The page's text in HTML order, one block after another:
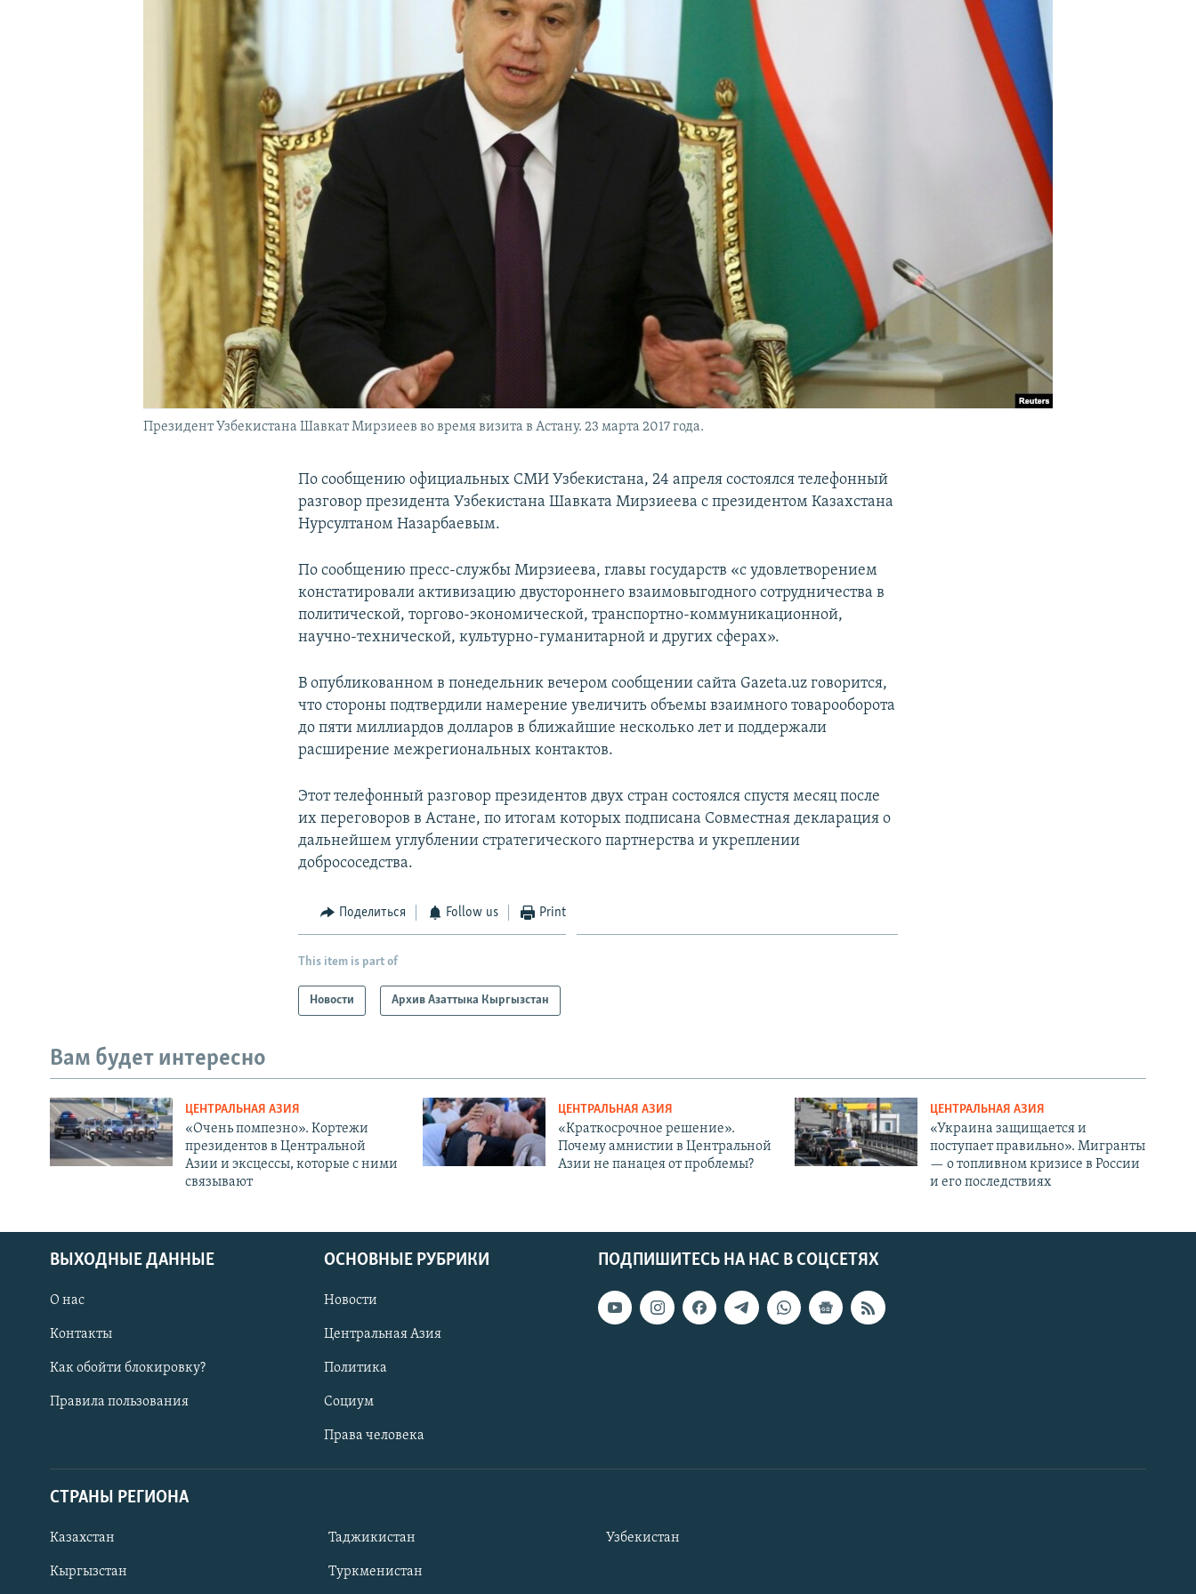
Президент Узбекистана Шавкат Мирзиеев во время визита в Астану. 23 марта 2017 года.
По сообщению официальных СМИ Узбекистана, 24 апреля состоялся телефонный
разговор президента Узбекистана Шавката Мирзиеева с президентом Казахстана
Нурсултаном Назарбаевым.
По сообщению пресс-службы Мирзиеева, главы государств «с удовлетворением
констатировали активизацию двустороннего взаимовыгодного сотрудничества в
политической, торгово-экономической, транспортно-коммуникационной,
научно-технической, культурно-гуманитарной и других сферах».
В опубликованном в понедельник вечером сообщении сайта Gazeta.uz говорится,
что стороны подтвердили намерение увеличить объемы взаимного товарооборота
до пяти миллиардов долларов в ближайшие несколько лет и поддержали
расширение межрегиональных контактов.
Этот телефонный разговор президентов двух стран состоялся спустя месяц после
их переговоров в Астане, по итогам которых подписана Совместная декларация о
дальнейшем углублении стратегического партнерства и укреплении
добрососедства.
Поделиться Follow us Print
This item is part of
Новости Архив Азаттыка Кыргызстан
Вам будет интересно
ЦЕНТРАЛЬНАЯ АЗИЯ
«Очень помпезно». Кортежи
президентов в Центральной
Азии и эксцессы, которые с ними
связывают
ЦЕНТРАЛЬНАЯ АЗИЯ
«Краткосрочное решение».
Почему амнистии в Центральной
Азии не панацея от проблемы?
ЦЕНТРАЛЬНАЯ АЗИЯ
«Украина защищается и
поступает правильно». Мигранты
— о топливном кризисе в России
и его последствиях
ПОДПИШИТЕСЬ НА НАС В СОЦСЕТЯХ
ВЫХОДНЫЕ ДАННЫЕ
О нас
Контакты
Как обойти блокировку?
Правила пользования
ОСНОВНЫЕ РУБРИКИ
Новости
Центральная Азия
Политика
Социум
Права человека
СТРАНЫ РЕГИОНА
Казахстан
Кыргызстан
Таджикистан
Туркменистан
Узбекистан